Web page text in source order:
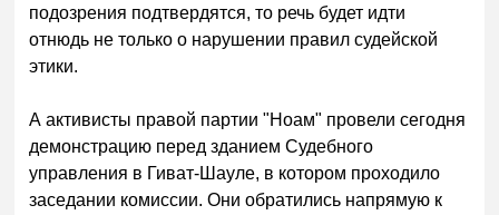
подозрения подтвердятся, то речь будет идти
отнюдь не только о нарушении правил судейской
этики.
А активисты правой партии "Ноам" провели сегодня
демонстрацию перед зданием Судебного
управления в Гиват-Шауле, в котором проходило
заседании комиссии. Они обратились напрямую к